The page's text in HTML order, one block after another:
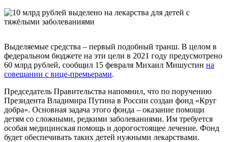
Выделяемые средства – первый подобный транш. В целом в
федеральном бюджете на эти цели в 2021 году предусмотрено
60 млрд рублей, сообщил 15 февраля Михаил Мишустин на
совещании с вице-премьерами.
Председатель Правительства напомнил, что по поручению
Президента Владимира Путина в России создан фонд «Круг
добра». Основная задача этого фонда – оказание помощи
детям со сложными, редкими заболеваниями. Им требуется
особая медицинская помощь и дорогостоящее лечение. Фонд
будет обеспечивать таких детей нужными лекарствами.